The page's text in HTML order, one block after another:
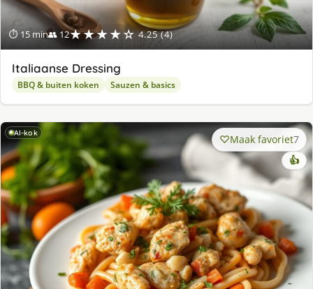
⏱ 15 min👥 12★★★★☆ 4.25 (4)
Italiaanse Dressing
BBQ & buiten koken Sauzen & basics
AI-kok Maak favoriet7
👍